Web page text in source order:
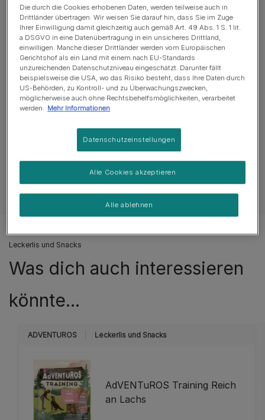
Fettarm.
Hergestellt ohne Farbstoffe.
Ideal für unterwegs.
Mehr
Produktübersicht
Zutaten & Ernährung
Fütterungsempfehlung
Leckerlis und Snacks
Was dich auch interessieren
könnte...
ADVENTUROS Leckerlis und Snacks
AdVENTuROS Training Reich
an Lachs
Die durch die Cookies erhobenen Daten, werden teilweise auch in
Drittländer übertragen. Wir weisen Sie darauf hin, dass Sie im Zuge
Ihrer Einwilligung damit gleichzeitig auch gemäß Art. 49 Abs. 1 S. 1 lit.
a DSGVO in eine Datenübertragung in ein unsicheres Drittland,
einwilligen. Manche dieser Drittländer werden vom Europäischen
Gerichtshof als ein Land mit einem nach EU-Standards
unzureichenden Datenschutzniveau eingeschätzt. Darunter fällt
beispielsweise die USA, wo das Risiko besteht, dass Ihre Daten durch
US-Behörden, zu Kontroll- und zu Überwachungszwecken,
möglicherweise auch ohne Rechtsbehelfsmöglichkeiten, verarbeitet
werden. Mehr Informationen
Datenschutzeinstellungen
Alle ablehnen
Alle Cookies akzeptieren